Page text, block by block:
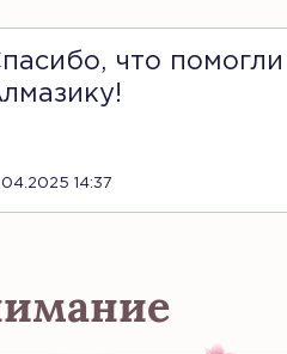
что помогли
14:37